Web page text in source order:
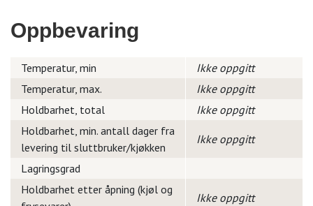
Oppbevaring
Temperatur, min
Ikke oppgitt
Temperatur, max.
Ikke oppgitt
Holdbarhet, total
Ikke oppgitt
Holdbarhet, min. antall dager fra
levering til sluttbruker/kjøkken
Ikke oppgitt
Lagringsgrad
Holdbarhet etter åpning (kjøl og
Ikke oppgitt